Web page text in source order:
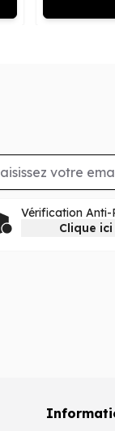
mail
Vérification
Clique